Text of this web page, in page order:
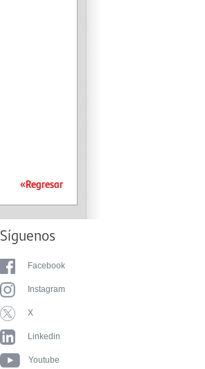
«Regresar
Síguenos
Facebook
Instagram
X
Linkedin
Youtube